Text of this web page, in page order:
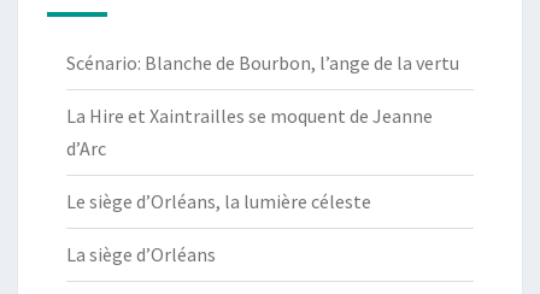
Scénario: Blanche de Bourbon, l’ange de la vertu
La Hire et Xaintrailles se moquent de Jeanne
d’Arc
Le siège d’Orléans, la lumière céleste
La siège d’Orléans